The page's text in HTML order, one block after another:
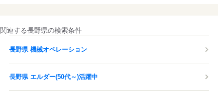
関連する長野県の検索条件
長野県 機械オペレーション
長野県 エルダー(50代～)活躍中